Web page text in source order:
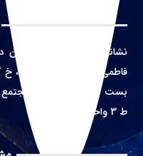
نشانی
تهران ( محله سین
فاطمی غربی، خ اعتماد
ط 3 واحد 10